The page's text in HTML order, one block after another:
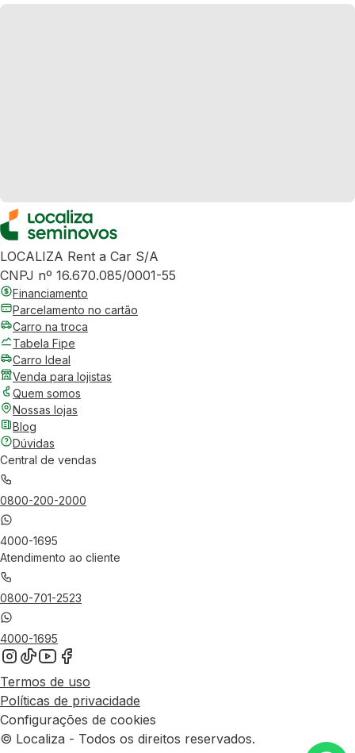
LOCALIZA Rent a Car S/A
CNPJ nº 16.670.085/0001-55
Financiamento
Parcelamento no cartão
Carro na troca
Tabela Fipe
Carro Ideal
Venda para lojistas
Quem somos
Nossas lojas
Blog
Dúvidas
Central de vendas
0800-200-2000
4000-1695
Atendimento ao cliente
0800-701-2523
4000-1695
Termos de uso
Políticas de privacidade
Configurações de cookies
© Localiza - Todos os direitos reservados.